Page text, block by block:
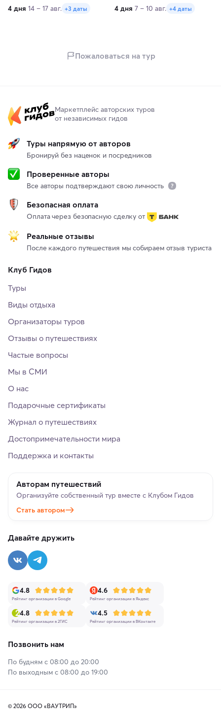
4 дня 14 – 17 авг. +3 даты 4 дня 7 – 10 авг. +4 даты
Пожаловаться на тур
Маркетплейс авторских туров
от независимых гидов
Туры напрямую от авторов
Бронируй без наценок и посредников
Проверенные авторы
Все авторы подтверждают свою личность
Безопасная оплата
Оплата через безопасную сделку от
Реальные отзывы
После каждого путешествия мы собираем отзыв туриста
Клуб Гидов
Туры
Виды отдыха
Организаторы туров
Отзывы о путешествиях
Частые вопросы
Мы в СМИ
О нас
Подарочные сертификаты
Журнал о путешествиях
Достопримечательности мира
Поддержка и контакты
Авторам путешествий
Организуйте собственный тур вместе с Клубом Гидов
Стать автором
Давайте дружить
4.8
Рейтинг организации в Google
4.6
Рейтинг организации в Яндекс
4.8
Рейтинг организации в 2ГИС
4.5
Рейтинг организации в ВКонтакте
Позвонить нам
По будням с 08:00 до 20:00
По выходным с 08:00 до 19:00
© 2026 ООО «ВАУТРИП»